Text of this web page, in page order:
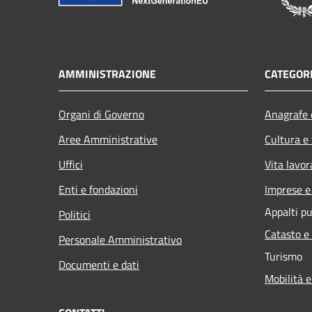
AMMINISTRAZIONE
Organi di Governo
Aree Amministrative
Uffici
Enti e fondazioni
Politici
Personale Amministrativo
Documenti e dati
Cultura
Vita
Imprese
Appalti
Catasto
Turismo
Mobilità